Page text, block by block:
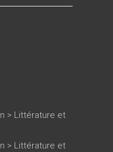
> Littérature et
> Littérature et